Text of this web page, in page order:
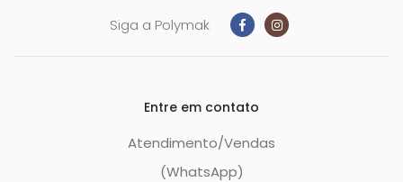
Siga a Polymak
Entre em contato
Atendimento/Vendas
(WhatsApp)